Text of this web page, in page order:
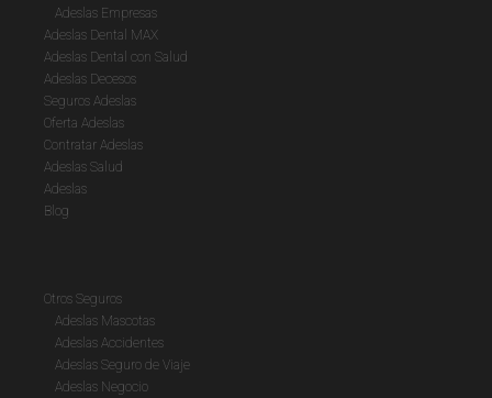
Adeslas Empresas
Adeslas Dental MAX
Adeslas Dental con Salud
Adeslas Decesos
Seguros Adeslas
Oferta Adeslas
Contratar Adeslas
Adeslas Salud
Adeslas
Blog
Otros Seguros
Adeslas Mascotas
Adeslas Accidentes
Adeslas Seguro de Viaje
Adeslas Negocio